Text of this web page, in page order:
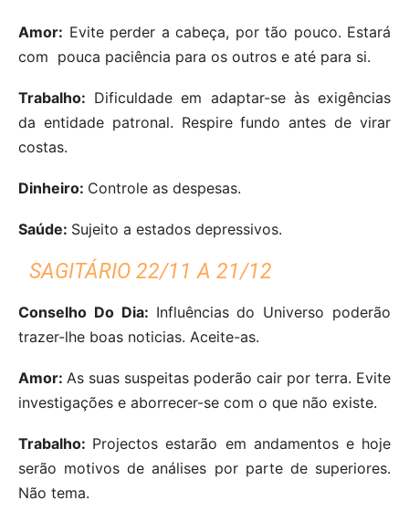
Amor: Evite perder a cabeça, por tão pouco. Estará
com pouca paciência para os outros e até para si.
Trabalho: Dificuldade em adaptar-se às exigências
da entidade patronal. Respire fundo antes de virar
costas.
Dinheiro: Controle as despesas.
Saúde: Sujeito a estados depressivos.
SAGITÁRIO 22/11 A 21/12
Conselho Do Dia: Influências do Universo poderão
trazer-lhe boas noticias. Aceite-as.
Amor: As suas suspeitas poderão cair por terra. Evite
investigações e aborrecer-se com o que não existe.
Trabalho: Projectos estarão em andamentos e hoje
serão motivos de análises por parte de superiores.
Não tema.